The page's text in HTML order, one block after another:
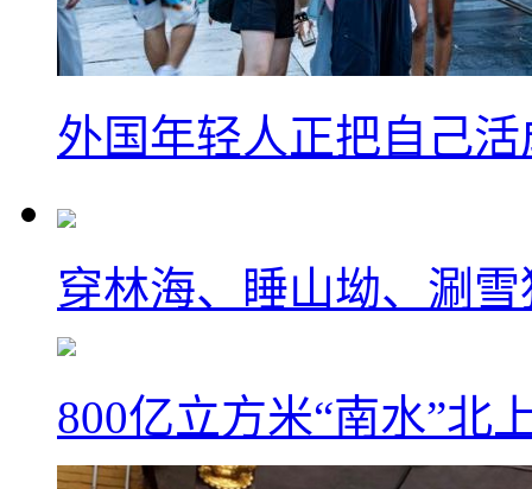
外国年轻人正把自己活
穿林海、睡山坳、涮
800亿立方米“南水”北